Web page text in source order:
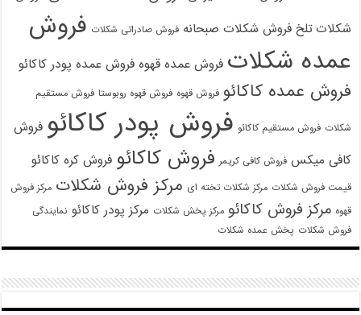
شکلات تلخ فروش شکلات صبحانه فروش صادراتی شکلات فروش
عمده شکلات فروش عمده قهوه فروش عمده پودر کاکائو
فروش عمده کاکائو فروش قهوه فروش قهوه روبوستا فروش مستقیم
شکلات فروش مستقیم کاکائو فروش پودر کاکائو فروش
کافی میکس فروش کافی کریمر فروش کاکائو فروش کره کاکائو
قیمت فروش شکلات مرکز شکلات تخته ای مرکز فروش شکلات مرکز فروش
قهوه مرکز فروش کاکائو مرکز پخش شکلات مرکز پودر کاکائو نمایندگی
فروش شکلات پخش عمده شکلات